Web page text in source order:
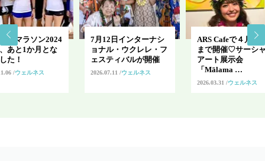
ルマラソン2024
あと1か月とな
た！
ウェルネス
7月12日インターナシ
ョナル・ウクレレ・フ
ェスティバルが開催
2026.07.11 ウェルネス
ARS Cafeで４月15
まで開催♡サーシ
アート展示会
「Mālama …
2026.03.31 ウェルネス